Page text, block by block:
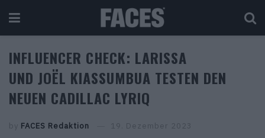
INFLUENCER CHECK: LARISSA
UND JOËL KIASSUMBUA TESTEN DEN
NEUEN CADILLAC LYRIQ
by FACES Redaktion 19. Dezember 2023